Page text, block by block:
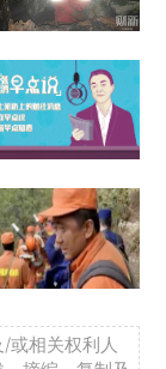
或相关权利人